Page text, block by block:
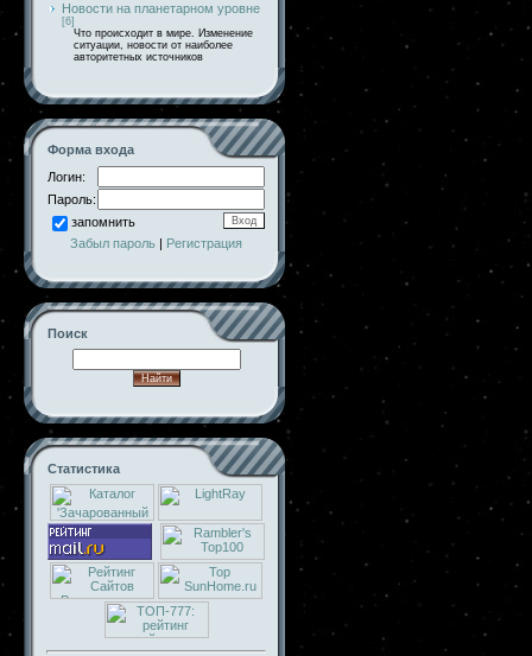
Новости на планетарном уровне
[6]
Что происходит в мире. Изменение
ситуации, новости от наиболее
авторитетных источников
Форма входа
Логин:
Пароль:
запомнить
Забыл пароль | Регистрация
Поиск
Статистика